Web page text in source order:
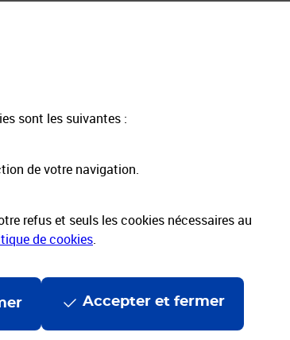
sont les suivantes :
de votre navigation.
refus et seuls les cookies nécessaires au
de cookies.
Accepter et fermer
Grilles tarifaires Courrier
Accessibilité App Pro
Espace sourds et malentendants
Politique de protection des données Cyber17